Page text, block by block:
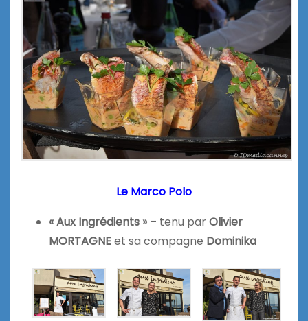
Le Marco Polo
« Aux Ingrédients »– tenu parOlivier
MORTAGNEet sa compagne Dominika